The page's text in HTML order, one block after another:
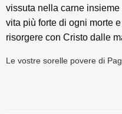
vissuta nella carne
vita più forte di ogni morte
risorgere con Cristo dalle
Le vostre sorelle povere di